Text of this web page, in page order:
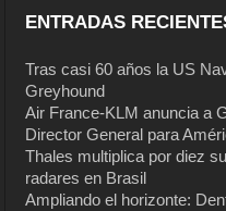
ENTRADAS
Tras casi 60 años la US
Greyhound
Air France-KLM anuncia a
Director General para
Thales multiplica por diez
radares en Brasil
Ampliando el horizonte: